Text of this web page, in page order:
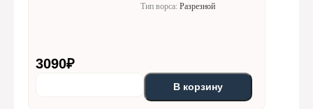
Тип ворса: Разрезной
3090₽
В корзину